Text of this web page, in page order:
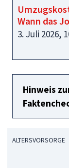
Wann das
3. Juli 2026,
Hinweis
ALTERSVORSORGE